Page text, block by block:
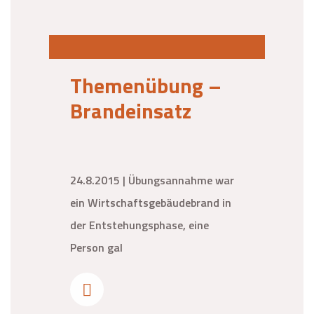
Themenübung –
Brandeinsatz
24.8.2015 | Übungsannahme war
ein Wirtschaftsgebäudebrand in
der Entstehungsphase, eine
Person gal